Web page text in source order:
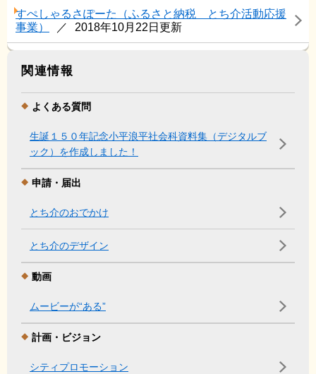
すぺしゃるさぽーた（ふるさと納税 とち介活動応援
事業）
2018年10月22日更新
関連情報
よくある質問
生誕１５０年記念小平浪平社会科資料集（デジタルブ
ック）を作成しました！
申請・届出
とち介のおでかけ
とち介のデザイン
動画
ムービーが“ある”
計画・ビジョン
シティプロモーション